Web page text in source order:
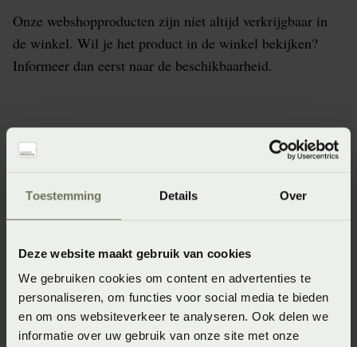
Toestemming Details Over
Deze website maakt gebruik van cookies
We gebruiken cookies om content en advertenties te
personaliseren, om functies voor social media te bieden
en om ons websiteverkeer te analyseren. Ook delen we
informatie over uw gebruik van onze site met onze
Onze webshopproducten zijn niet altijd verkrijgbaar in
de winkel. Wil je het product in de winkel bekijken?
Informeer dan eerst naar de beschikbaarheid.
Specificaties
Artikelnummer
Wasinstructie
Wasvoorschrift: wassen op 40°C / 60°C (donkere kleuren)
60°C (lichte kleuren) of 90°C (wit)
Materiaal